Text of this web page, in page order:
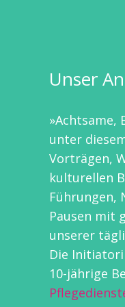
Unser
»Achtsame,
unter
Vorträgen,
kulturellen
Führungen,
Pausen mit
unserer
Die
10-jährige